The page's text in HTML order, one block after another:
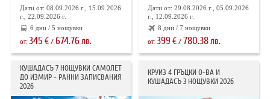
Дати от: 08.09.2026 г., 15.09.2026
г., 22.09.2026 г.
6 дни / 5 нощувки
от: 345 €/ 674.76 лв.
Дати от: 29.08.2026 г., 05.09.2026
г., 12.09.2026 г.
8 дни / 7 нощувки
от:399 € / 780.38 лв.
КУШАДАСЪ 7 НОЩУВКИ САМОЛЕТ
ДО ИЗМИР - РАННИ ЗАПИСВАНИЯ
2026
КРУИЗ 4 ГРЪЦКИ О-ВА И
КУШАДАСЪ 3 НОЩУВКИ 2026